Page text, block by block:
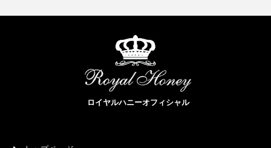
ロイヤルハニーオフィシャル